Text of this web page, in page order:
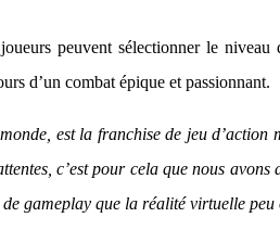
peuvent sélectionner le
d’un combat épique et passionnant.
est la franchise de jeu d’action
c’est pour cela que nous
gameplay que la réalité virtuelle peu